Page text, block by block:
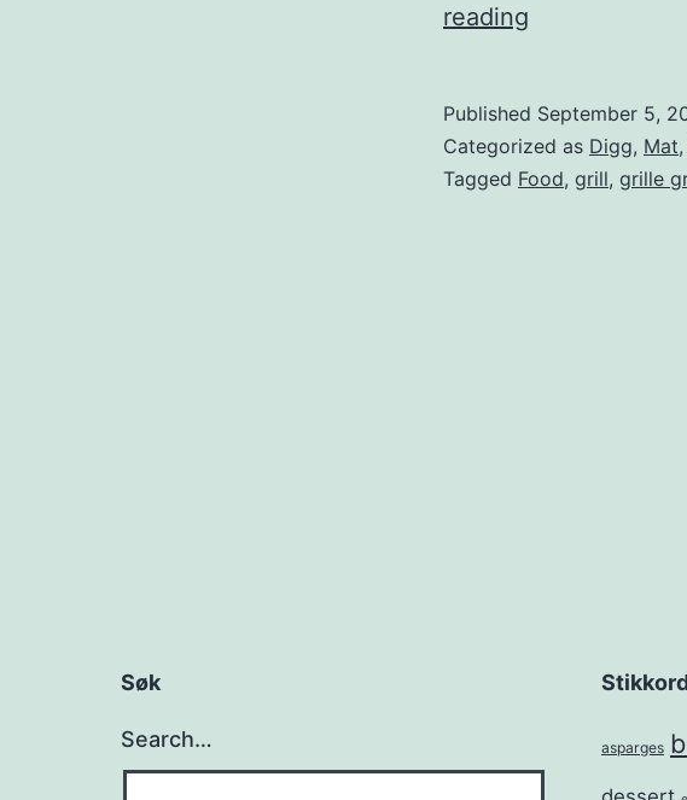
reading
gris
Published September 5,
Categorized as Digg, Mat,
Tagged Food, grill, grille
Søk
Search… asparges